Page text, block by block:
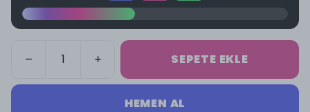
SEPETE EKLE
HEMEN AL